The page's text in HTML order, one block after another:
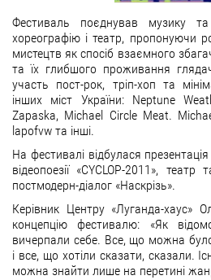
Фестиваль поєднував музику
хореографію і театр, пропонуючи
мистецтв як спосіб взаємного
та їх глибшого проживання
участь пост-рок, тріп-хоп та
інших міст України: Neptune
Zapaska, Michael Circle Meat.
lapofvw та інші.
На фестивалі відбулася
відеопоезії «CYCLOP-2011»,
постмодерн-діалог «Наскрізь».
Керівник Центру «Луганда-хаус»
концепцію фестивалю: «Як
вичерпали себе. Все, що можна
і все, що хотіли сказати, сказали.
можна знайти лише на перетині